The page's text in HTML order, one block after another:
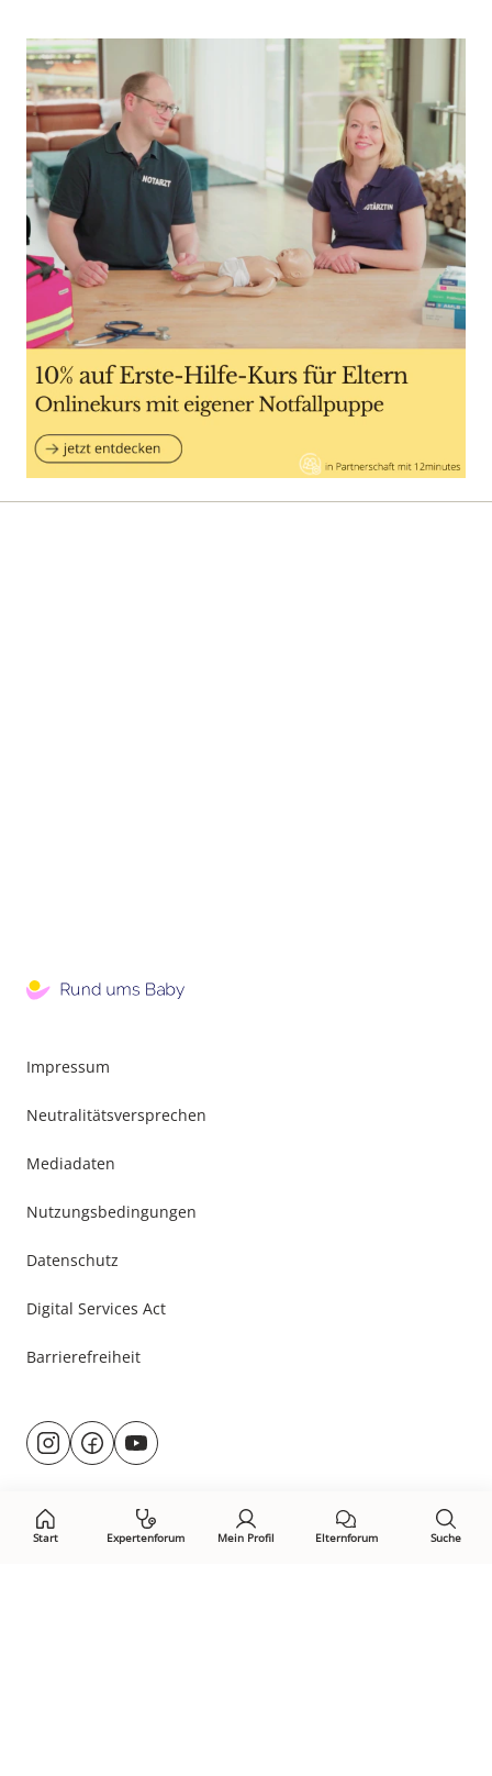
Start Expertenforum Mein Profil Elternforum Suche
Impressum
Neutralitätsversprechen
Mediadaten
Nutzungsbedingungen
Datenschutz
Digital Services Act
Barrierefreiheit
Besuche
uns@rund.ums.baby
facebook.com/rundumsbaby.de
youtube.com/@rundumsbaby_